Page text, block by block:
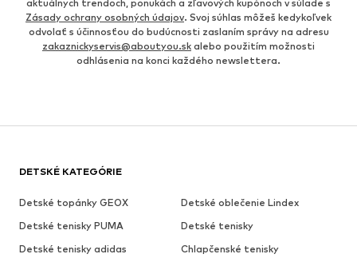
aktuálnych trendoch, ponukách a zľavových kupónoch v súlade s
Zásady ochrany osobných údajov. Svoj súhlas môžeš kedykoľvek
odvolať s účinnosťou do budúcnosti zaslaním správy na adresu
zakaznickyservis@aboutyou.sk alebo použitím možnosti
odhlásenia na konci každého newslettera.
DETSKÉ KATEGÓRIE
Detské topánky GEOX
Detské oblečenie Lindex
Detské tenisky PUMA
Detské tenisky
Detské tenisky adidas
Chlapčenské tenisky